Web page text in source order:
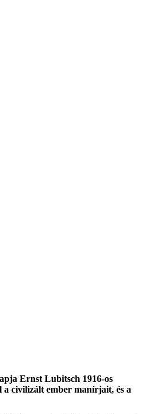
Ernst Lubitsch 1916-os
a civilizált ember manírjait, és a